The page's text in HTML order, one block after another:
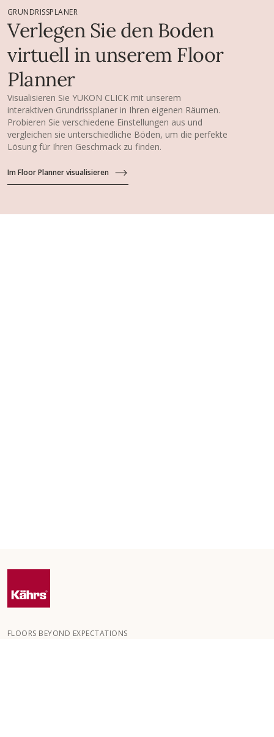
GRUNDRISSPLANER
Verlegen Sie den Boden
virtuell in unserem Floor
Planner
Visualisieren Sie YUKON CLICK mit unserem
interaktiven Grundrissplaner in Ihren eigenen Räumen.
Probieren Sie verschiedene Einstellungen aus und
vergleichen sie unterschiedliche Böden, um die perfekte
Lösung für Ihren Geschmack zu finden.
Im Floor Planner visualisieren
FLOORS BEYOND EXPECTATIONS